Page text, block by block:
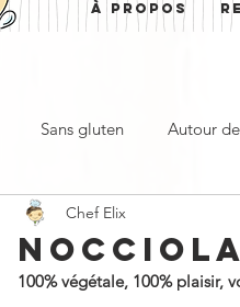
À PROPOS
Sans gluten Autour
apéro & accompagnement
Chef Elix
100% végétale, 100% plaisir,